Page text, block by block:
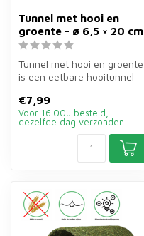
Tunnel met hooi en
groente - ø 6,5 × 20 cm
Tunnel met hooi en groente
is een eetbare hooitunnel
gram ...
€7,99
Voor 16.00u besteld,
dezelfde dag verzonden